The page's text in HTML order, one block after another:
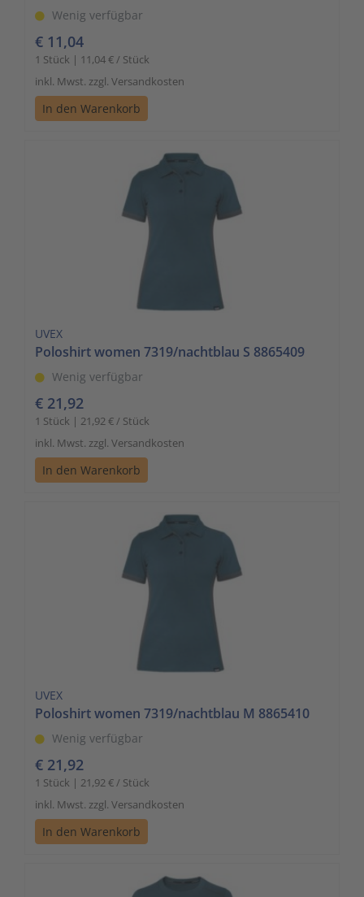
Wenig verfügbar
€ 11,04
1 Stück | 11,04 € / Stück
inkl. Mwst. zzgl. Versandkosten
In den Warenkorb
UVEX
Poloshirt women 7319/nachtblau S 8865409
Wenig verfügbar
€ 21,92
1 Stück | 21,92 € / Stück
inkl. Mwst. zzgl. Versandkosten
In den Warenkorb
UVEX
Poloshirt women 7319/nachtblau M 8865410
Wenig verfügbar
€ 21,92
1 Stück | 21,92 € / Stück
inkl. Mwst. zzgl. Versandkosten
In den Warenkorb